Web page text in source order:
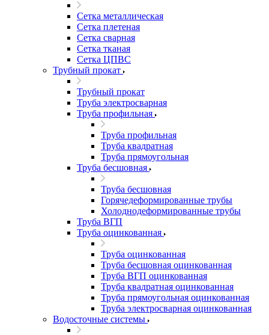
Сетка металлическая
Сетка плетеная
Сетка сварная
Сетка тканая
Сетка ЦПВС
Трубный прокат
Трубный прокат
Труба электросварная
Труба профильная
Труба профильная
Труба квадратная
Труба прямоугольная
Труба бесшовная
Труба бесшовная
Горячедеформированные трубы
Холоднодеформированные трубы
Труба ВГП
Труба оцинкованная
Труба оцинкованная
Труба бесшовная оцинкованная
Труба ВГП оцинкованная
Труба квадратная оцинкованная
Труба прямоугольная оцинкованная
Труба электросварная оцинкованная
Водосточные системы